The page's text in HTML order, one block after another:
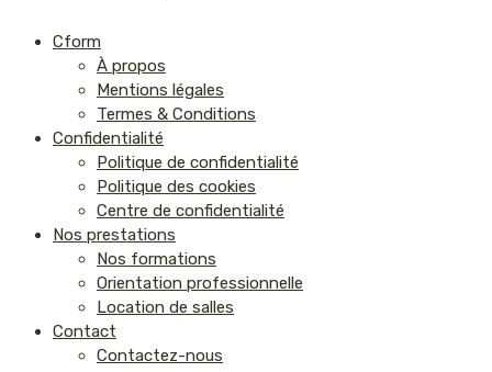
Cform
À propos
Mentions légales
Termes & Conditions
Confidentialité
Politique de confidentialité
Politique des cookies
Centre de confidentialité
Nos prestations
Nos formations
Orientation professionnelle
Location de salles
Contact
Contactez-nous